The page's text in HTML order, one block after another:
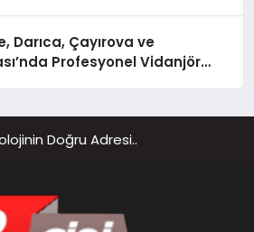
Darıca, Çayırova ve
Profesyonel Vidanjör
Doğru Adresi..